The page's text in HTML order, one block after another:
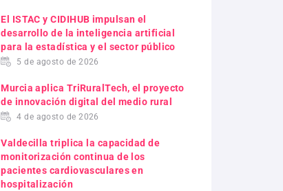
El ISTAC y CIDIHUB impulsan el
desarrollo de la inteligencia artificial
para la estadística y el sector público
5 de agosto de 2026
Murcia aplica TriRuralTech, el proyecto
de innovación digital del medio rural
4 de agosto de 2026
Valdecilla triplica la capacidad de
monitorización continua de los
pacientes cardiovasculares en
hospitalización